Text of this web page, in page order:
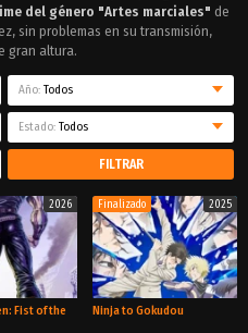
del género "Artes marciales" de
sin problemas en su transmisión,
gran altura.
Año: Todos
Estado: Todos
FILTRAR
2026
Fist of the
Finalizado 2025
Ninja to Gokudou